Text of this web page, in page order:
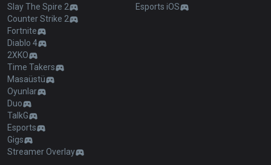
Slay The Spire 2
Counter Strike 2
Fortnite
Diablo 4
2XKO
Time Takers
Masaüstü
Oyunlar
Duo
TalkG
Esports
Gigs
Streamer Overlay
Esports iOS